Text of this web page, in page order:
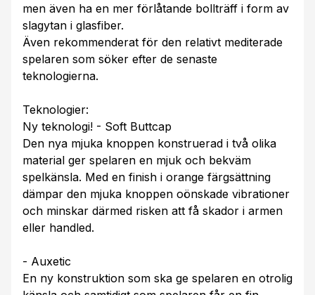
men även ha en mer förlåtande bollträff i form av
slagytan i glasfiber.
Även rekommenderat för den relativt mediterade
spelaren som söker efter de senaste
teknologierna.
Teknologier:
Ny teknologi! - Soft Buttcap
Den nya mjuka knoppen konstruerad i två olika
material ger spelaren en mjuk och bekväm
spelkänsla. Med en finish i orange färgsättning
dämpar den mjuka knoppen oönskade vibrationer
och minskar därmed risken att få skador i armen
eller handled.
- Auxetic
En ny konstruktion som ska ge spelaren en otrolig